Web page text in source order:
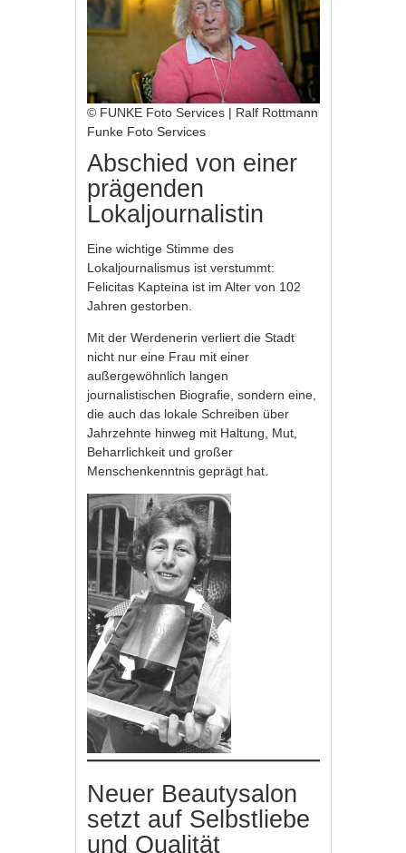
© FUNKE Foto Services | Ralf Rottmann
Funke Foto Services
Abschied von einer
prägenden
Lokaljournalistin
Eine wichtige Stimme des
Lokaljournalismus ist verstummt:
Felicitas Kapteina ist im Alter von 102
Jahren gestorben.
Mit der Werdenerin verliert die Stadt
nicht nur eine Frau mit einer
außergewöhnlich langen
journalistischen Biografie, sondern eine,
die auch das lokale Schreiben über
Jahrzehnte hinweg mit Haltung, Mut,
Beharrlichkeit und großer
Menschenkenntnis geprägt hat.
Neuer Beautysalon
setzt auf Selbstliebe
und Qualität